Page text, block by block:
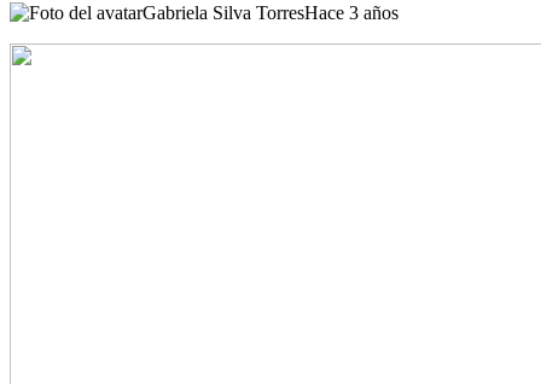
Gabriela Silva TorresHace 3 años